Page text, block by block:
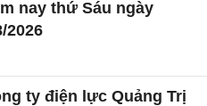
nay thứ Sáu ngày
2026
ty điện lực Quảng Trị